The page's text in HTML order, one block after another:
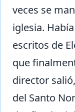
veces se
iglesia.
escritos de
que
director
del Santo